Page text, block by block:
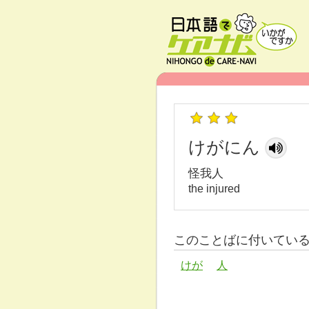
けがにん
怪我人
the injured
このことばに付いてい
けが 人